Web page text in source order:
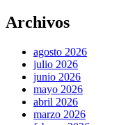
Archivos
agosto 2026
julio 2026
junio 2026
mayo 2026
abril 2026
marzo 2026